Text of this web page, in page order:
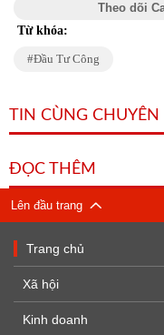
Theo dõi
Từ khóa:
Đầu Tư Công
TIN CÙNG
ĐỌC THÊM
Lên đầu trang
Trang chủ
Xã hội
Kinh doanh